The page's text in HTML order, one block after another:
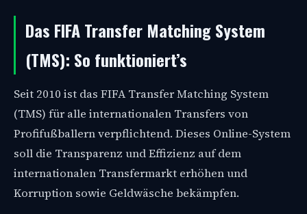
Das FIFA Transfer Matching System
(TMS): So funktioniert’s
Seit 2010 ist das FIFA Transfer Matching System
(TMS) für alle internationalen Transfers von
Profifußballern verpflichtend. Dieses Online-System
soll die Transparenz und Effizienz auf dem
internationalen Transfermarkt erhöhen und
Korruption sowie Geldwäsche bekämpfen.